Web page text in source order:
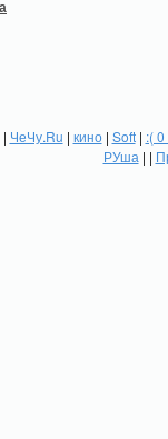
| ЧеЧу.Ru | кино| Soft| :(
РУша | |